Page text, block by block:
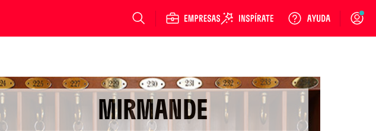
Login
MIRMANDE